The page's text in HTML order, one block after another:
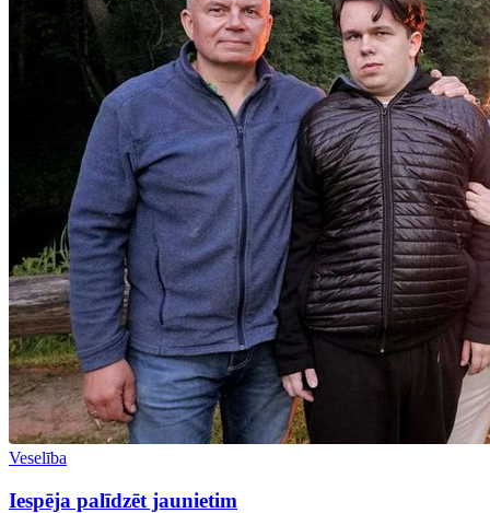
Veselība
Iespēja palīdzēt jaunietim